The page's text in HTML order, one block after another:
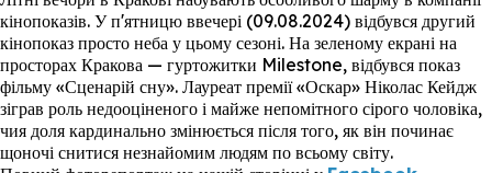
кінопоказів. У п'ятницю ввечері (09.08.2024) відбувся другий
кінопоказ просто неба у цьому сезоні. На зеленому екрані на
просторах Кракова — гуртожитки Milestone, відбувся показ
фільму «Сценарій сну». Лауреат премії «Оскар» Ніколас Кейдж
зіграв роль недооціненого і майже непомітного сірого чоловіка,
чия доля кардинально змінюється після того, як він починає
щоночі снитися незнайомим людям по всьому світу.